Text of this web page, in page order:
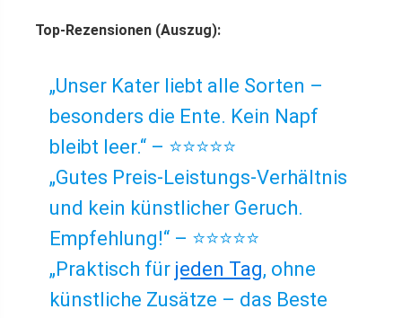
Top-Rezensionen (Auszug):
„Unser Kater liebt alle Sorten –
besonders die Ente. Kein Napf
bleibt leer.“ – ⭐️⭐️⭐️⭐️⭐️
„Gutes Preis-Leistungs-Verhältnis
und kein künstlicher Geruch.
Empfehlung!“ – ⭐️⭐️⭐️⭐️⭐️
„Praktisch für jeden Tag, ohne
künstliche Zusätze – das Beste